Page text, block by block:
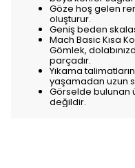
Göze hoş gelen
oluşturur.
Geniş beden
Mach Basic Kısa
Gömlek,
parçadır.
Yıkama
yaşamadan uzun
Görselde bulunan
değildir.